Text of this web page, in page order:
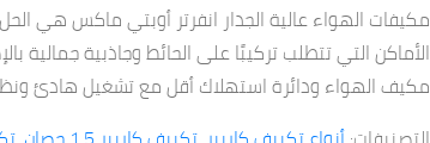
مكيفات الهواء عالية الجدار انفرتر أوبتي ماكس هي
الأماكن التي تتطلب تركيبًا على الحائط وجاذبية جمالية
مكيف الهواء ودائرة استهلاك أقل مع تشغيل هادئ